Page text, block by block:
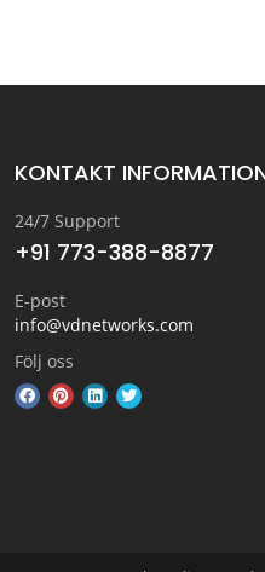
KONTAKT
24/7 Support
+91 773-388-8877
E-post
info@vdnetworks.com
Följ oss